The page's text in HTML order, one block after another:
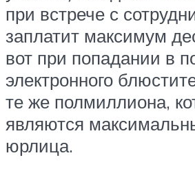
при встрече с
заплатит максимум
вот при попадании в
электронного
те же полмиллиона,
являются
юрлица.